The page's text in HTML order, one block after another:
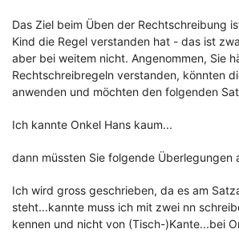
Das Ziel beim Üben der Rechtschreibung
Kind die Regel verstanden hat - das ist
aber bei weitem nicht. Angenommen, Sie
Rechtschreibregeln verstanden, könnten
anwenden und möchten den folgenden
Ich kannte Onkel Hans kaum...
dann müssten Sie folgende Überlegungen
Ich wird gross geschrieben, da es am
steht...kannte muss ich mit zwei nn
kennen und nicht von (Tisch-)Kante...bei